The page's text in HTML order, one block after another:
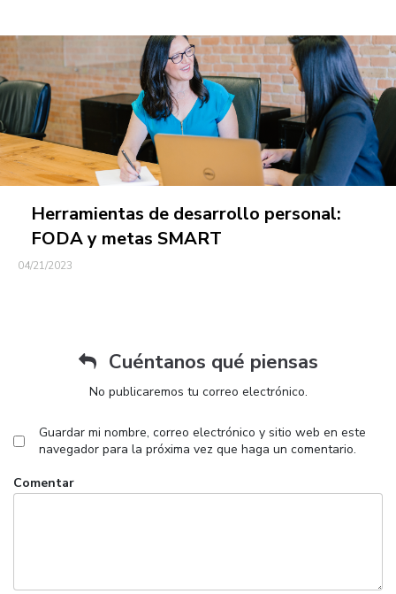
Herramientas de desarrollo personal:
FODA y metas SMART
04/21/2023
Cuéntanos qué piensas
No publicaremos tu correo electrónico.
Guardar mi nombre, correo electrónico y sitio web en este
navegador para la próxima vez que haga un comentario.
Comentar